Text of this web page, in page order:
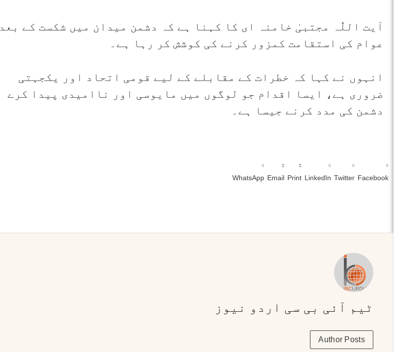
آیت اللّٰہ مجتبیٰ خامنہ ای کا کہنا ہے کہ دشمن میدان میں شکست کے بعد
عوام کی استقامت کمزور کرنے کی کوشش کر رہا ہے۔
انہوں نے کہا کہ خطرات کے مقابلے کے لیے قومی اتحاد اور یکجہتی
ضروری ہے، ایسا اقدام جو لوگوں میں مایوسی اور ناامیدی پیدا کرے
دشمن کی مدد کرنے جیسا ہے۔
Facebook
Twitter
LinkedIn
Print
Email
WhatsApp
ٹیم آئی بی سی اردو نیوز
Author Posts